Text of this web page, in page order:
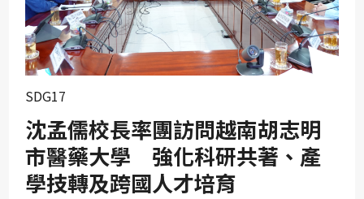
SDG7
SDG9
SDG11
SDG12
SDG13
SDG17
沈孟儒校長率團訪問越南胡志明
市醫藥大學 強化科研共著、產
學技轉及跨國人才培育